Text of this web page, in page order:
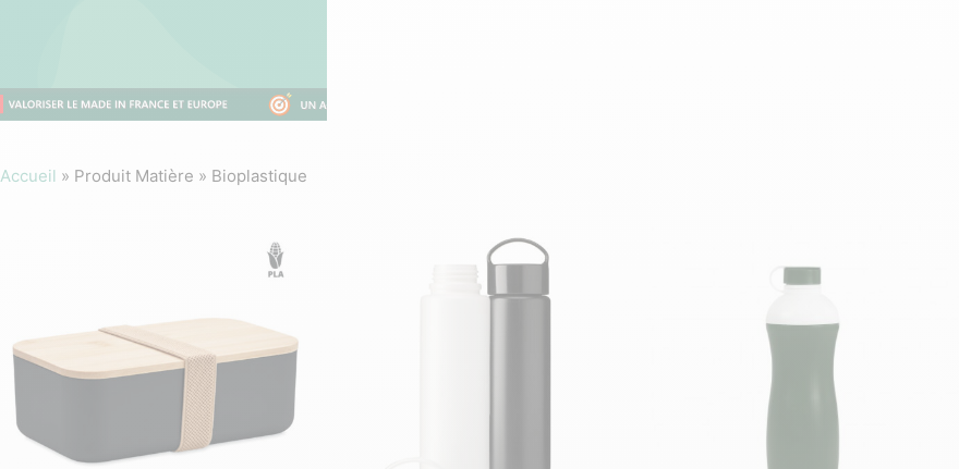
Accueil » Produit Matière » Bioplastique